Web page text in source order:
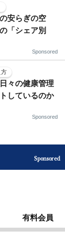
安らぎの空
「シェア別
Sponsored
々の健康管理
しているのか
Sponsored
Sponsored
有料会員